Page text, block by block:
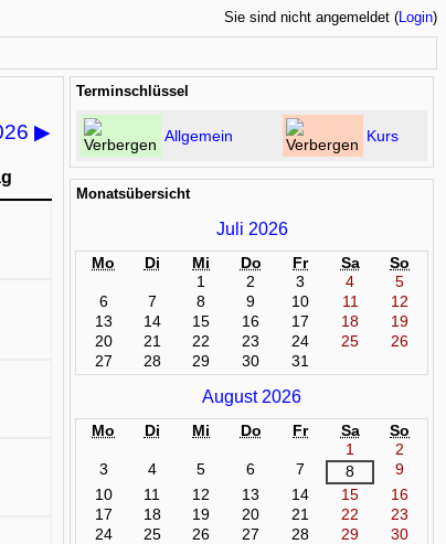
Sie sind nicht angemeldet (Login)
▶
Terminschlüssel
Allgemein Kurs
Monatsübersicht
Juli 2026
Mo Di Mi Do Fr Sa
So
1
2 3 4
5
6
7 8 9 10 11
12
13
14 15 16 17 18
19
20
21 22 23 24 25
26
27
28 29 30 31
August 2026
Mo Di Mi Do Fr Sa
So
1
2
3
4 5 6 7 8
9
10
11 12 13 14 15
16
17
18 19 20 21 22
23
24
25 26 27 28 29
30